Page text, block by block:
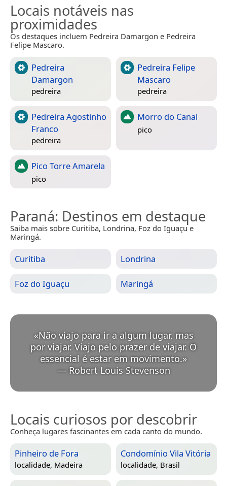
Locais notáveis nas
proximidades
Os destaques incluem Pedreira Damargon e Pedreira
Felipe Mascaro.
Pedreira
Damargon
pedreira
Pedreira Felipe
Mascaro
pedreira
Pedreira Agostinho
Franco
pedreira
Morro do Canal
pico
Pico Torre Amarela
pico
Paraná: Destinos em destaque
Saiba mais sobre Curitiba, Londrina, Foz do Iguaçu e
Maringá.
Curitiba Londrina
Foz do Iguaçu Maringá
«Não viajo para ir a algum lugar, mas
por viajar. Viajo pelo prazer de viajar. O
essencial é estar em movimento.
— Robert Louis Stevenson
Locais curiosos por descobrir
Conheça lugares fascinantes em cada canto do mundo.
Pinheiro de Fora
localidade, Madeira
Condomínio Vila Vitória
localidade, Brasil